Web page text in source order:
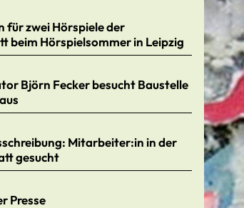
für zwei Hörspiele der
beim Hörspielsommer in Leipzig
Björn Fecker besucht Baustelle
Mitarbeiter:in in der
gesucht
Presse